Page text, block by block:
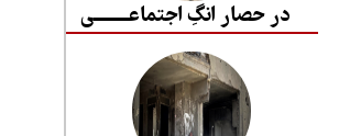
در حصار انگِ اجتماعــــــــی